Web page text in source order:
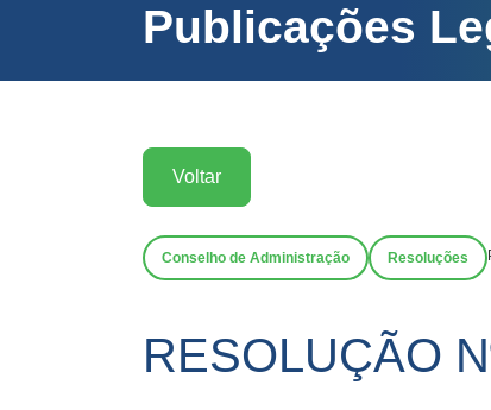
Publicações
Voltar
Conselho de Administração Resoluções
RESOLUÇÃO